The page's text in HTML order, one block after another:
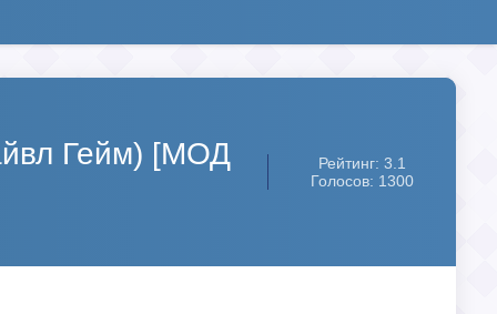
Гейм) [МОД
Рейтинг: 3.1
Голосов: 1300